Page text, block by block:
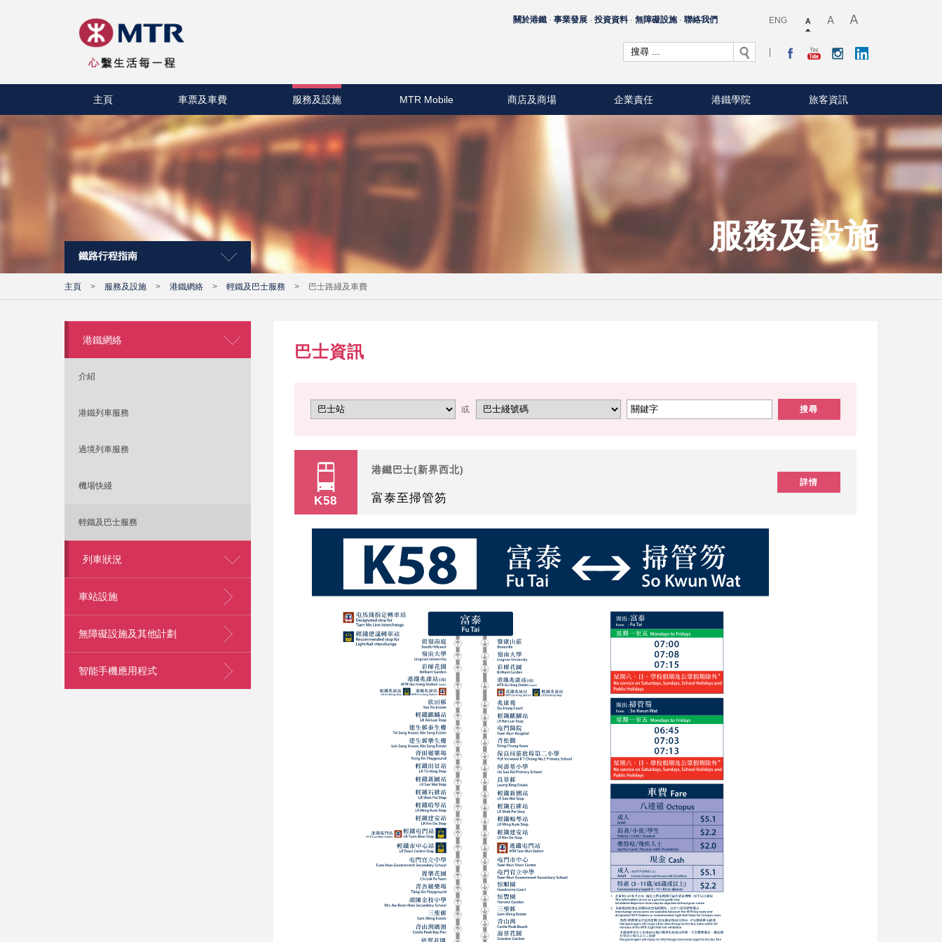
關於港鐵 事業發展 投資資料 無障礙設施 聯絡我們 ENG
主頁 車票及車費 服務及設施 MTR Mobile 商店及商場 企業責任 港鐵學院 旅客資訊
服務及設施
鐵路行程指南
主頁 > 服務及設施 > 港鐵網絡 > 輕鐵及巴士服務 > 巴士路綫及車費
港鐵網絡
介紹
港鐵列車服務
過境列車服務
機場快綫
輕鐵及巴士服務
列車狀況
車站設施
無障礙設施及其他計劃
智能手機應用程式
巴士資訊
或 搜尋
K58
港鐵巴士(新界西北)
富泰至掃管笏
詳情